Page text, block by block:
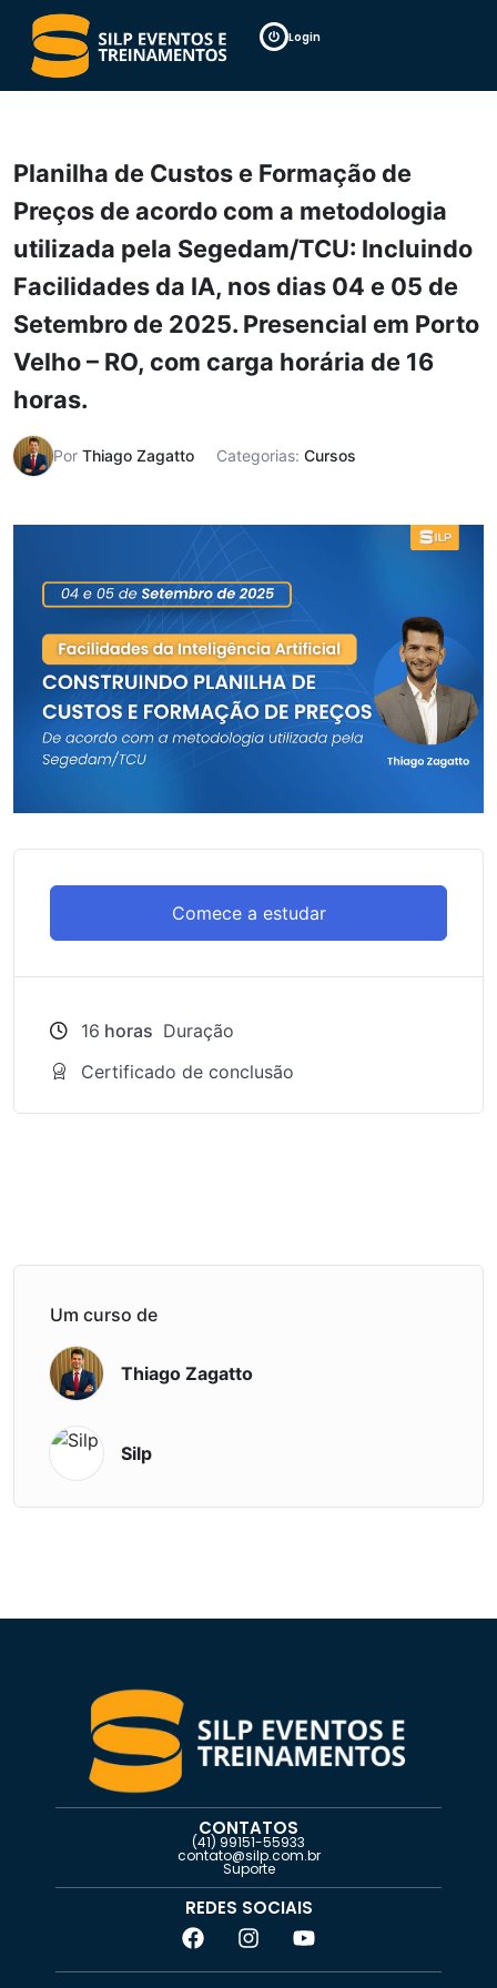
Login
Planilha de Custos e Formação de
Preços de acordo com a metodologia
utilizada pela Segedam/TCU: Incluindo
Facilidades da IA, nos dias 04 e 05 de
Setembro de 2025. Presencial em Porto
Velho – RO, com carga horária de 16
horas.
Por Thiago Zagatto Categorias: Cursos
Comece a estudar
16 horas Duração
Certificado de conclusão
Um curso de
Thiago Zagatto
Silp
CONTATOS
(41) 99151-55933
contato@silp.com.br
Suporte
REDES SOCIAIS